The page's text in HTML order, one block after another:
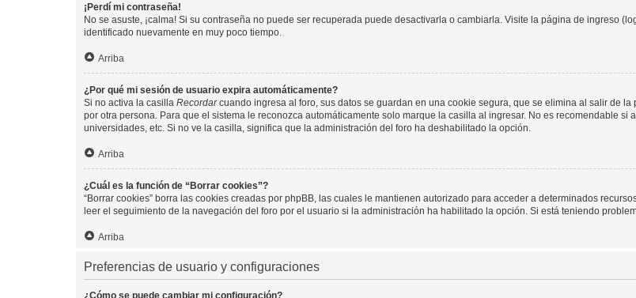
¡Perdí mi contraseña!
No se asuste, ¡calma! Si su contraseña no puede ser recuperada puede desactivarla o cambiarla. Visite la página de ingreso
identificado nuevamente en muy poco tiempo.
Arriba
¿Por qué mi sesión de usuario expira automáticamente?
Si no activa la casilla Recordarcuando ingresa al foro, sus datos se guardan en una cookie segura, que se elimina al salir de
por otra persona. Para que el sistema le reconozca automáticamente solo marque la casilla al ingresar. No es recomendable
universidades, etc. Si no ve la casilla, significa que la administración del foro ha deshabilitado la opción.
Arriba
¿Cuál es la función de “Borrar cookies”?
“Borrar cookies” borra las cookies creadas por phpBB, las cuales le mantienen autorizado para acceder a determinados
leer el seguimiento de la navegación del foro por el usuario si la administración ha habilitado la opción. Si está teniendo
Arriba
Preferencias de usuario y configuraciones
¿Cómo se puede cambiar mi configuración?